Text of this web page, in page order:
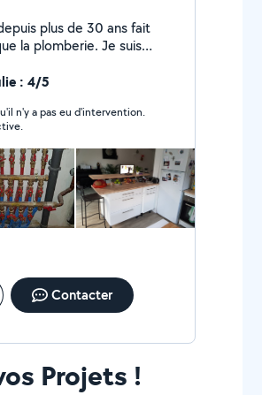
plus de 30 ans fait
la plomberie. Je suis
: 4/5
n'y a pas eu d'intervention.
Contacter
Projets !